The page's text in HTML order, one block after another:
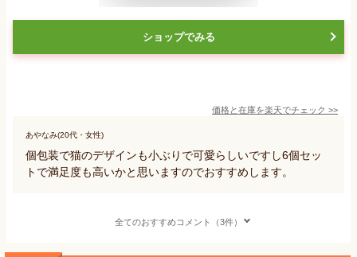
ショップでみる
価格と在庫を楽天でチェック >>
あやなみ(20代・女性)
個包装で猫のデザインも小ぶりで可愛らしいですし6個セッ
トで満足度も高いかと思いますのでおすすめします。
全てのおすすめコメント（3件）